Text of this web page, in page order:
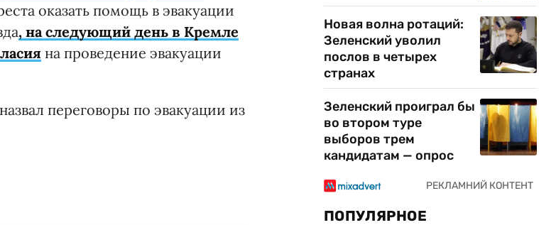
оказать помощь в эвакуации
, на следующий день в Кремле
на проведение эвакуации
переговоры по эвакуации из
Новая волна ротаций:
Зеленский уволил
послов в четырех
странах
Зеленский проиграл бы
во втором туре
выборов трем
кандидатам — опрос
ПОПУЛЯРНОЕ